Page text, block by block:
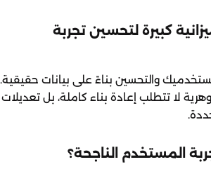
كبيرة لتحسين تجربة
والتحسين بناءً على بيانات حقيقية.
لا تتطلب إعادة بناء كاملة، بل تعديلات